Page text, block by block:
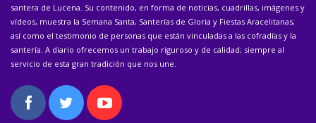
santera de Lucena. Su contenido, en forma de noticias, cuadrillas, imágenes y
vídeos, muestra la Semana Santa, Santerías de Gloria y Fiestas Aracelitanas,
así como el testimonio de personas que están vinculadas a las cofradías y la
santería. A diario ofrecemos un trabajo riguroso y de calidad; siempre al
servicio de esta gran tradición que nos une.